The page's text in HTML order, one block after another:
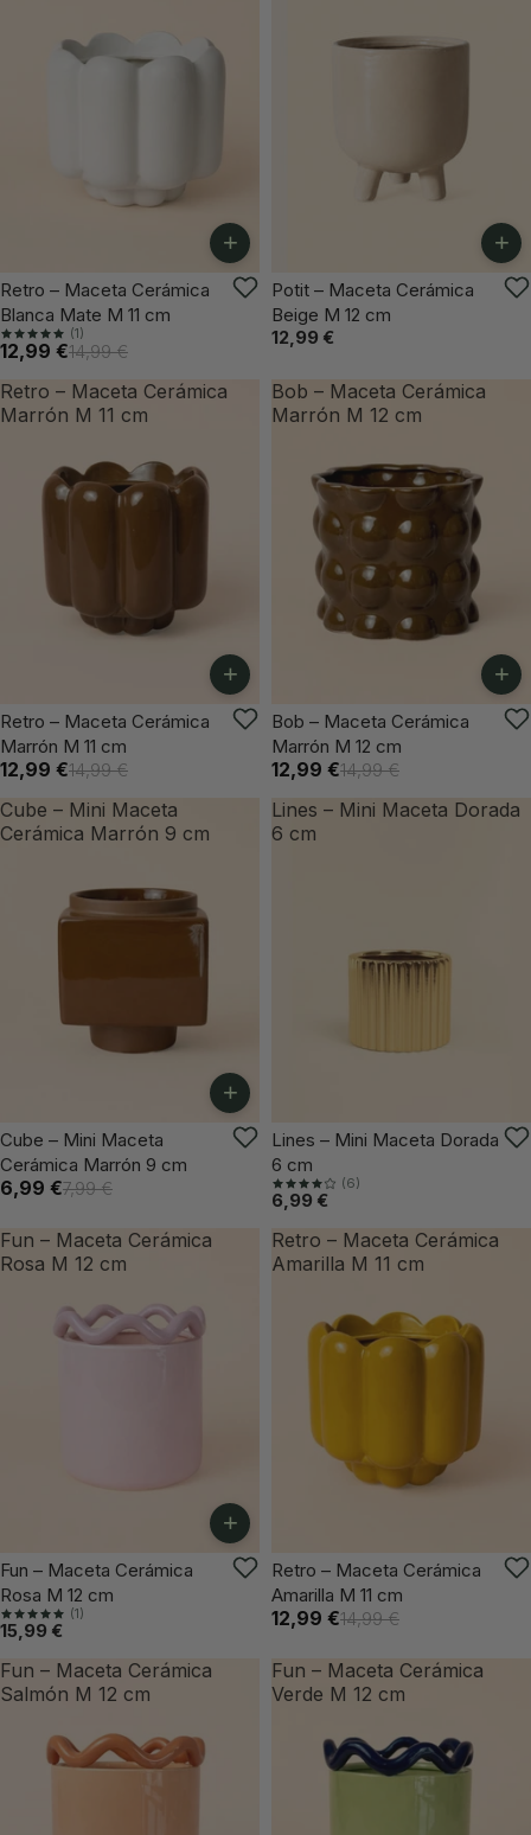
-13%
+
Retro – Maceta Cerámica
Blanca Mate M 11 cm
(1)
12,99 €14,99 €
+
Potit – Maceta Cerámica
Beige M 12 cm
12,99 €
Retro – Maceta Cerámica
Marrón M 11 cm
-13%
+
Retro – Maceta Cerámica
Marrón M 11 cm
12,99 €14,99 €
Bob – Maceta Cerámica
Marrón M 12 cm
-13%
+
Bob – Maceta Cerámica
Marrón M 12 cm
12,99 €14,99 €
Cube – Mini Maceta
Cerámica Marrón 9 cm
-12%
+
Cube – Mini Maceta
Cerámica Marrón 9 cm
6,99 €7,99 €
Lines – Mini Maceta Dorada
6 cm
VUELVE PRONTO
Lines – Mini Maceta Dorada
6 cm
(6)
6,99 €
Fun – Maceta Cerámica
Rosa M 12 cm
ÚLTIMAS UNIDADES
+
Fun – Maceta Cerámica
Rosa M 12 cm
(1)
15,99 €
Retro – Maceta Cerámica
Amarilla M 11 cm
VUELVE PRONTO
Retro – Maceta Cerámica
Amarilla M 11 cm
12,99 €14,99 €
Fun – Maceta Cerámica
Salmón M 12 cm
Fun – Maceta Cerámica
Verde M 12 cm